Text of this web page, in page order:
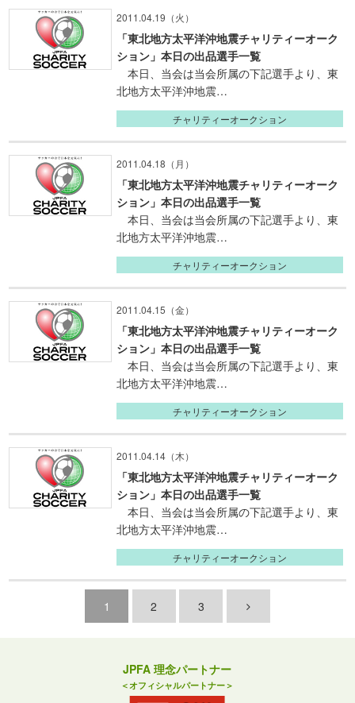
2011.04.19（火）
「東北地方太平洋沖地震チャリティーオーク
ション」本日の出品選手一覧
本日、当会は当会所属の下記選手より、東
北地方太平洋沖地震…
チャリティーオークション
2011.04.18（月）
「東北地方太平洋沖地震チャリティーオーク
ション」本日の出品選手一覧
本日、当会は当会所属の下記選手より、東
北地方太平洋沖地震…
チャリティーオークション
2011.04.15（金）
「東北地方太平洋沖地震チャリティーオーク
ション」本日の出品選手一覧
本日、当会は当会所属の下記選手より、東
北地方太平洋沖地震…
チャリティーオークション
2011.04.14（木）
「東北地方太平洋沖地震チャリティーオーク
ション」本日の出品選手一覧
本日、当会は当会所属の下記選手より、東
北地方太平洋沖地震…
チャリティーオークション
1 2 3
JPFA 理念パートナー
＜オフィシャルパートナー＞